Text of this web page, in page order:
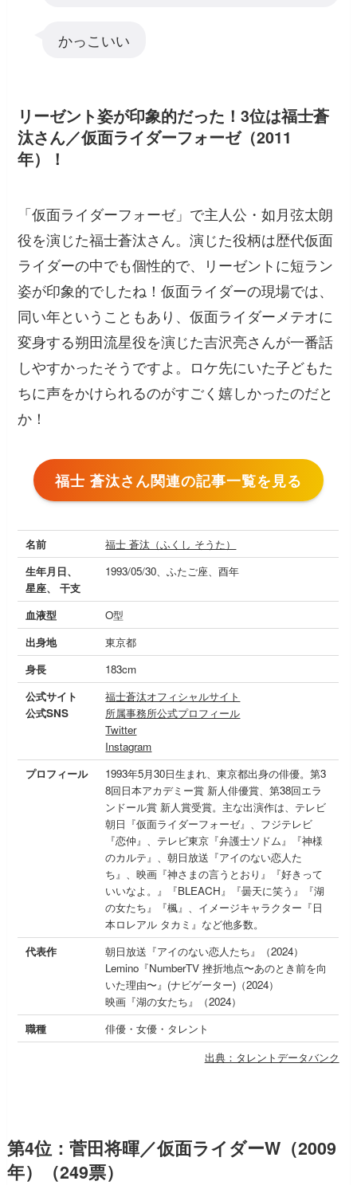
かっこいい
リーゼント姿が印象的だった！3位は福士蒼
汰さん／仮面ライダーフォーゼ（2011
年）！
「仮面ライダーフォーゼ」で主人公・如月弦太朗
役を演じた福士蒼汰さん。演じた役柄は歴代仮面
ライダーの中でも個性的で、リーゼントに短ラン
姿が印象的でしたね！仮面ライダーの現場では、
同い年ということもあり、仮面ライダーメテオに
変身する朔田流星役を演じた吉沢亮さんが一番話
しやすかったそうですよ。ロケ先にいた子どもた
ちに声をかけられるのがすごく嬉しかったのだと
か！
福士 蒼汰さん関連の記事一覧を見る
名前
福士 蒼汰（ふくし そうた）
生年月日、
星座、 干支
1993/05/30、ふたご座、酉年
血液型
O型
出身地
東京都
身長
183cm
公式サイト
公式SNS
福士蒼汰オフィシャルサイト
所属事務所公式プロフィール
Twitter
Instagram
プロフィール
1993年5月30日生まれ、東京都出身の俳優。第3
8回日本アカデミー賞 新人俳優賞、第38回エラ
ンドール賞 新人賞受賞。主な出演作は、テレビ
朝日『仮面ライダーフォーゼ』、フジテレビ
『恋仲』、テレビ東京『弁護士ソドム』『神様
のカルテ』、朝日放送『アイのない恋人た
ち』、映画『神さまの言うとおり』『好きって
いいなよ。』『BLEACH』『曇天に笑う』『湖
の女たち』『楓』、イメージキャラクター『日
本ロレアル タカミ』など他多数。
代表作
朝日放送『アイのない恋人たち』（2024）
Lemino『NumberTV 挫折地点〜あのとき前を向
いた理由〜』(ナビゲーター)（2024）
映画『湖の女たち』（2024）
職種
俳優・女優・タレント
出典：タレントデータバンク
第4位：菅田将暉／仮面ライダーW（2009
年）（249票）